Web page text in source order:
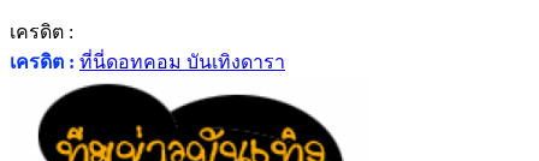
เครดิต :
เครดิต : ที่นี่ดอทคอม บันเทิงดารา